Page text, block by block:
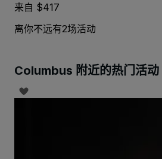
来自 $417
离你不远有2场活动
Columbus 附近的热门活动